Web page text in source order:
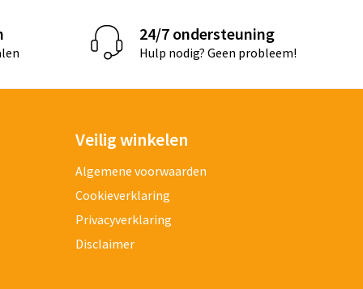
24/7 ondersteuning
Hulp nodig? Geen probleem!
Veilig winkelen
Algemene voorwaarden
Cookieverklaring
Privacyverklaring
Disclaimer